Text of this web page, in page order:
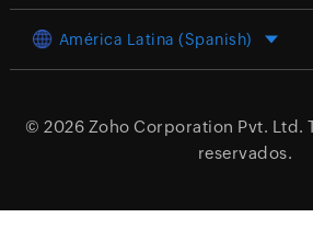
América Latina (Spanish)
© 2026 Zoho Corporation Pvt. Ltd.
reservados.